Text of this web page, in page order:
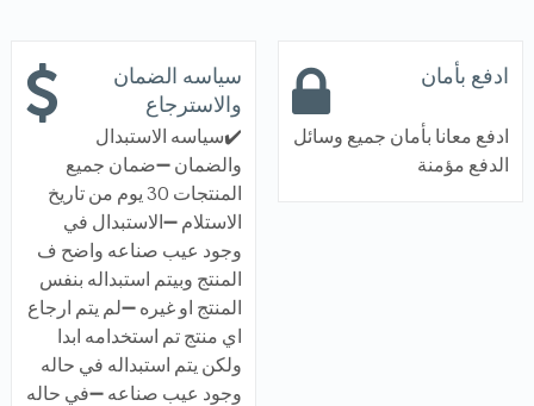
ادفع بأمان
ادفع معانا بأمان جميع وسائل
الدفع مؤمنة
سياسه الضمان
والاسترجاع
✔️سياسه الاستبدال
والضمان ➖ضمان جميع
المنتجات 30 يوم من تاريخ
الاستلام ➖الاستبدال في
وجود عيب صناعه واضح ف
المنتج وبيتم استبداله بنفس
المنتج او غيره ➖لم يتم ارجاع
اي منتج تم استخدامه ابدا
ولكن يتم استبداله في حاله
وجود عيب صناعه ➖في حاله